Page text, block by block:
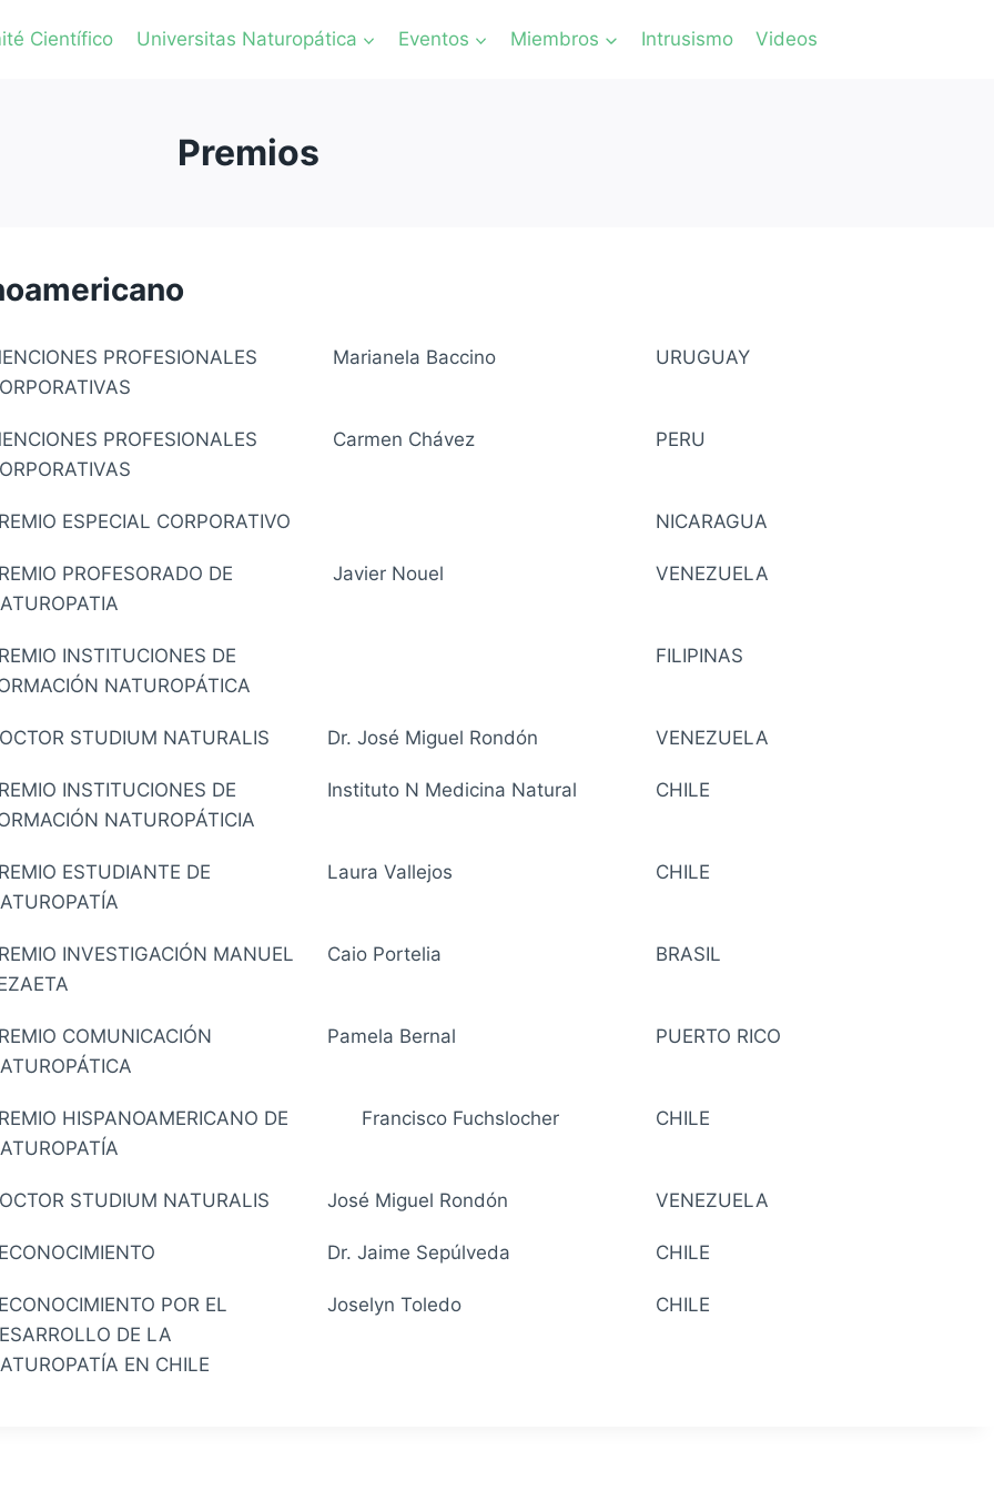
Científico Universitas Naturopática Eventos Miembros Intrusismo Videos
Premios
PROFESIONALES
Marianela Baccino URUGUAY
PROFESIONALES
Carmen Chávez PERU
ESPECIAL CORPORATIVO NICARAGUA
PROFESORADO DE
Javier Nouel VENEZUELA
INSTITUCIONES DE
NATUROPÁTICA
FILIPINAS
STUDIUM NATURALIS Dr. José Miguel Rondón VENEZUELA
INSTITUCIONES DE
NATUROPÁTICIA
Instituto N Medicina Natural CHILE
ESTUDIANTE DE
Laura Vallejos CHILE
INVESTIGACIÓN MANUEL
Caio Portelia BRASIL
COMUNICACIÓN
Pamela Bernal PUERTO RICO
HISPANOAMERICANO DE
Francisco Fuchslocher CHILE
STUDIUM NATURALIS José Miguel Rondón VENEZUELA
Dr. Jaime Sepúlveda CHILE
POR EL
DE LA
EN CHILE
Joselyn Toledo CHILE